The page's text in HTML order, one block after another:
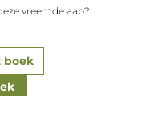
vreemde aap?
boek